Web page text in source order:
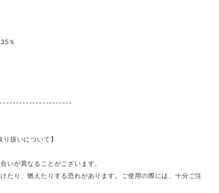
％
扱いについて】
いが異なることがございます。
たり、燃えたりする恐れがあります。ご使用の際には、十分ご注